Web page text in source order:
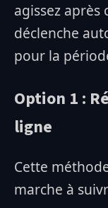
agissez après
déclenche
pour la
Option 1 :
ligne
Cette
marche à